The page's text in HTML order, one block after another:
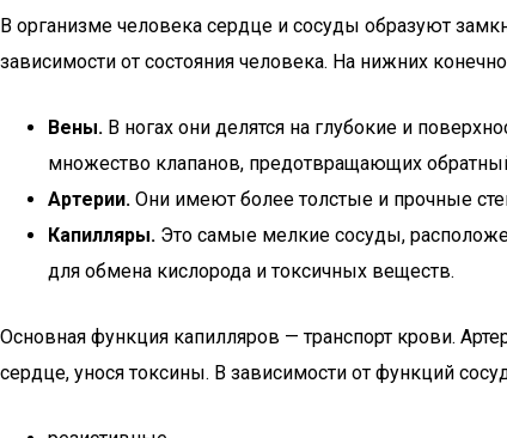
В организме человека сердце и сосуды образуют
зависимости от состояния человека. На нижних
Вены. В ногах они делятся на глубокие и
множество клапанов, предотвращающих
Артерии. Они имеют более толстые и прочные
Капилляры. Это самые мелкие сосуды,
для обмена кислорода и токсичных веществ.
Основная функция капилляров — транспорт крови.
сердце, унося токсины. В зависимости от функций